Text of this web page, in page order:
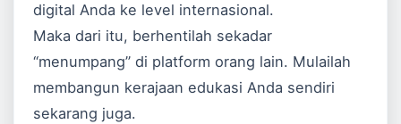
digital Anda ke level internasional.
Maka dari itu, berhentilah sekadar
“menumpang” di platform orang lain. Mulailah
membangun kerajaan edukasi Anda sendiri
sekarang juga.